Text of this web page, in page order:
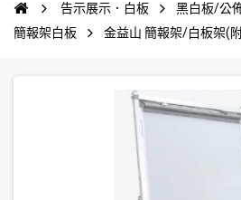
告示展示．白板 黑白板/公
簡報架白板
金益山 簡報架/白板架(